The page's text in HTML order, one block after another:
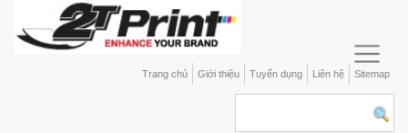
Trang chủ Giới thiệu Tuyển dụng Liên hệ Sitemap